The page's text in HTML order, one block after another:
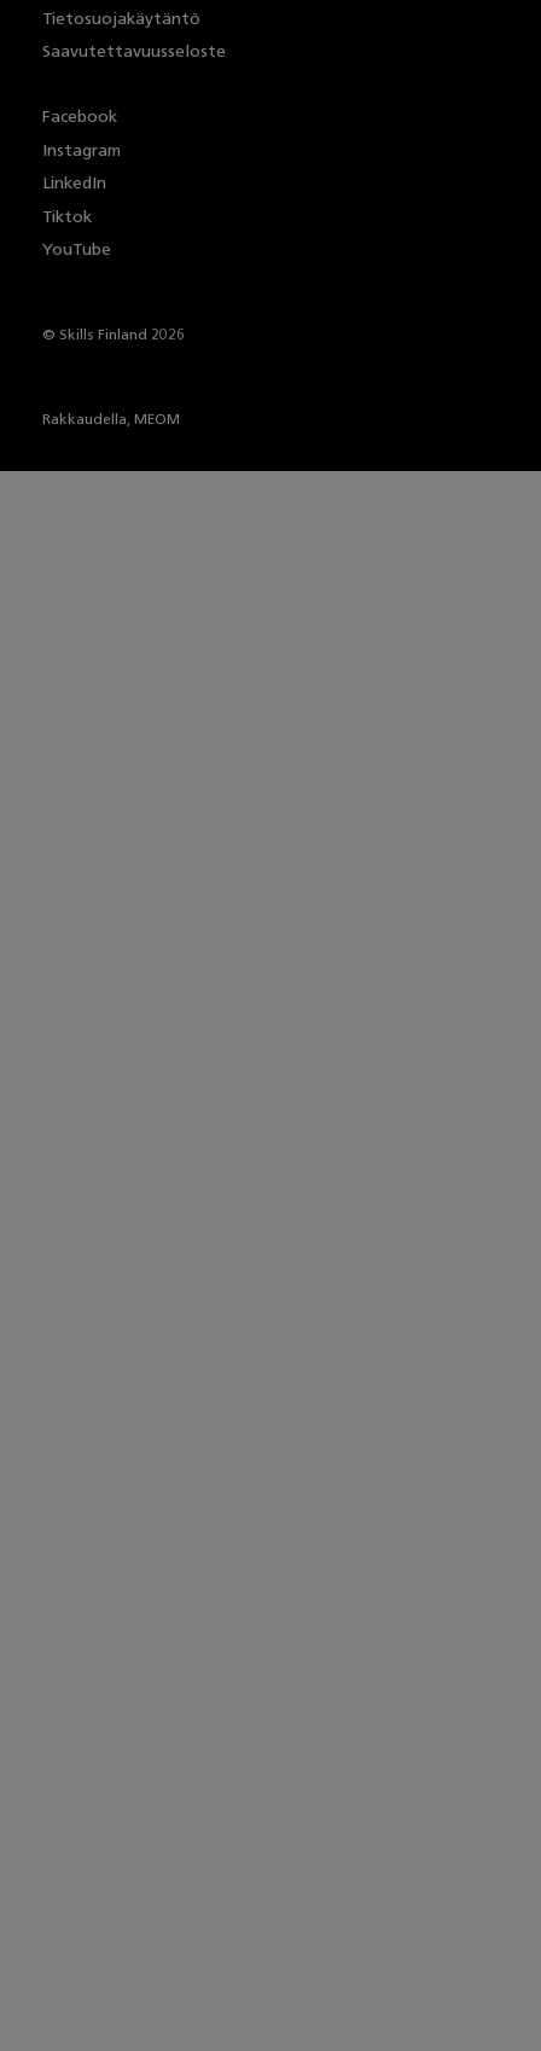
Tietosuojakäytäntö
Saavutettavuusseloste
Facebook
Instagram
LinkedIn
Tiktok
YouTube
© Skills Finland 2026
Rakkaudella, MEOM